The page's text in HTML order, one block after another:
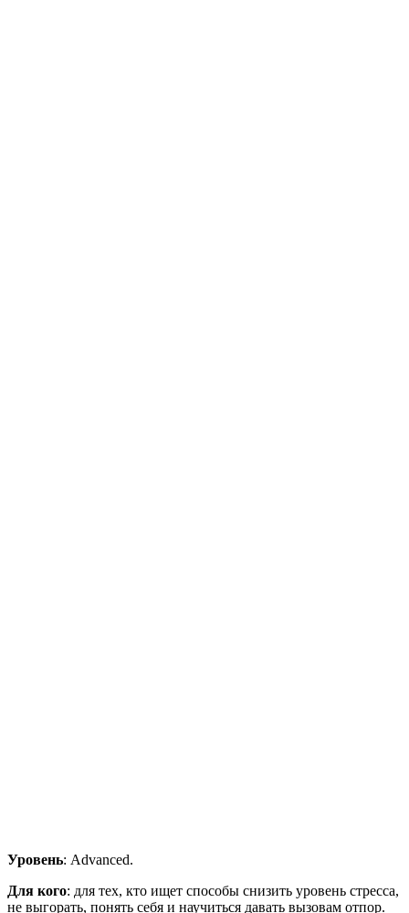
Уровень: Advanced.
Для кого: для тех, кто ищет способы снизить уровень стресса,
не выгорать, понять себя и научиться давать вызовам отпор.